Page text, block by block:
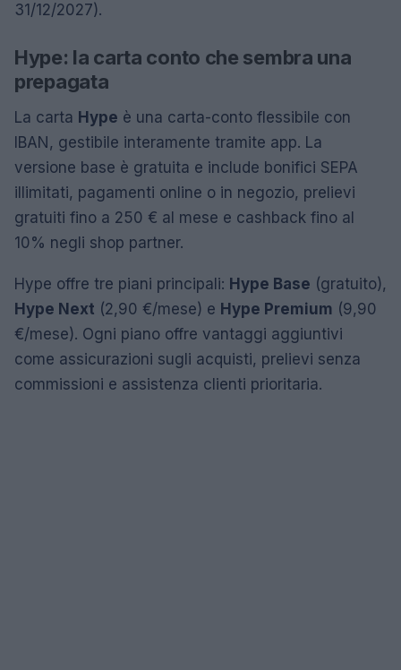
31/12/2027).
Hype: la carta conto che sembra una
prepagata
La carta Hype è una carta-conto flessibile con
IBAN, gestibile interamente tramite app. La
versione base è gratuita e include bonifici SEPA
illimitati, pagamenti online o in negozio, prelievi
gratuiti fino a 250 € al mese e cashback fino al
10% negli shop partner.
Hype offre tre piani principali: Hype Base (gratuito),
Hype Next (2,90 €/mese) e Hype Premium (9,90
€/mese). Ogni piano offre vantaggi aggiuntivi
come assicurazioni sugli acquisti, prelievi senza
commissioni e assistenza clienti prioritaria.